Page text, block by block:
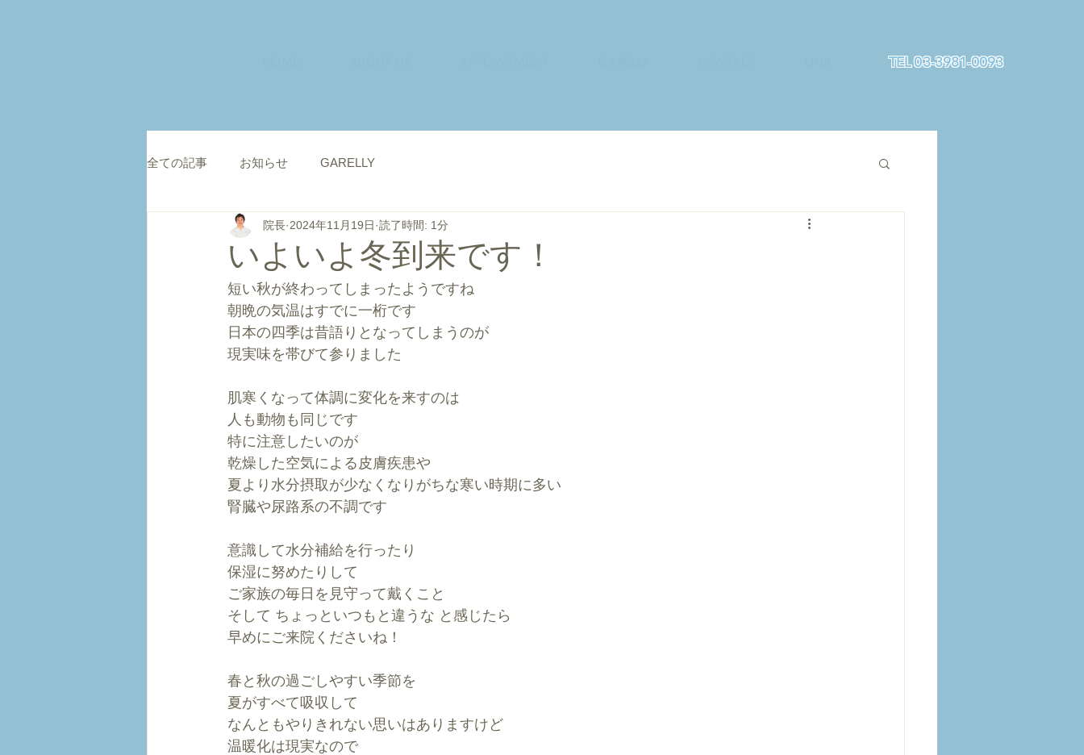
TEL 03-3981-0093
全ての記事 お知らせ GARELLY
いよいよ冬到来です！
院長 2024年11月19日 読了時間: 1分
短い秋が終わってしまったようですね
朝晩の気温はすでに一桁です
日本の四季は昔語りとなってしまうのが
現実味を帯びて参りました
肌寒くなって体調に変化を来すのは
人も動物も同じです
特に注意したいのが
乾燥した空気による皮膚疾患や
夏より水分摂取が少なくなりがちな寒い時期に多い
腎臓や尿路系の不調です
意識して水分補給を行ったり
保湿に努めたりして
ご家族の毎日を見守って戴くこと
そして ちょっといつもと違うな と感じたら
早めにご来院くださいね！
春と秋の過ごしやすい季節を
夏がすべて吸収して
なんともやりきれない思いはありますけど
温暖化は現実なので